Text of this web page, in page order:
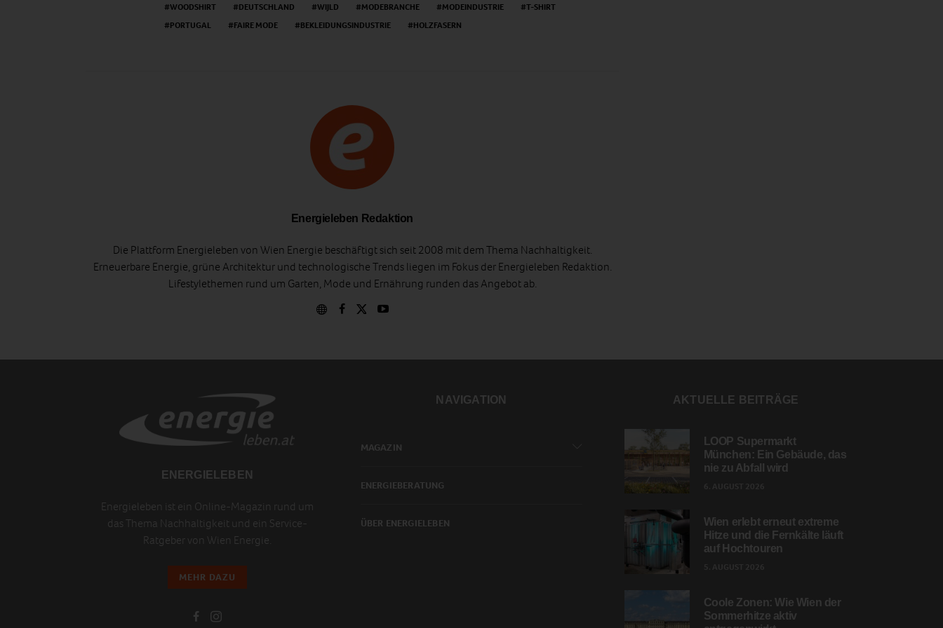
WOODSHIRT DEUTSCHLAND WIJLD MODEBRANCHE MODEINDUSTRIE
T-SHIRT
PORTUGAL
FAIRE MODE BEKLEIDUNGSINDUSTRIE HOLZFASERN
Energieleben Redaktion
Die Plattform Energieleben von Wien Energie beschäftigt sich seit 2008 mit dem Thema Nachhaltigkeit.
Erneuerbare Energie, grüne Architektur und technologische Trends liegen im Fokus der Energieleben Redaktion.
Lifestylethemen rund um Garten, Mode und Ernährung runden das Angebot ab.
ENERGIELEBEN
Energieleben ist ein Online-Magazin rund um
das Thema Nachhaltigkeit und ein Service-
Ratgeber von Wien Energie.
MEHR DAZU
NAVIGATION
MAGAZIN
ENERGIEBERATUNG
ÜBER ENERGIELEBEN
AKTUELLE BEITRÄGE
LOOP Supermarkt
München: Ein Gebäude, das
nie zu Abfall wird
Wien erlebt erneut extreme
Hitze und die Fernkälte läuft
auf Hochtouren
Coole Zonen: Wie Wien der
Sommerhitze aktiv